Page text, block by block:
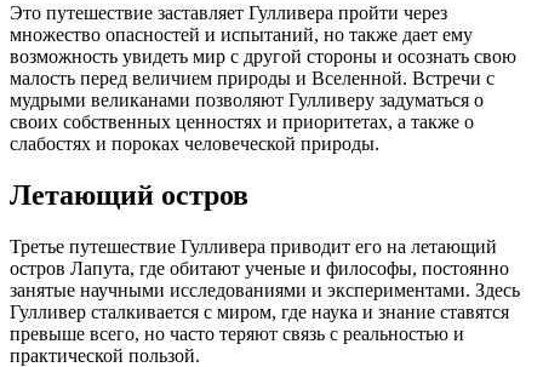
Это путешествие заставляет Гулливера пройти через
множество опасностей и испытаний, но также дает ему
возможность увидеть мир с другой стороны и осознать свою
малость перед величием природы и Вселенной. Встречи с
мудрыми великанами позволяют Гулливеру задуматься о
своих собственных ценностях и приоритетах, а также о
слабостях и пороках человеческой природы.
Летающий остров
Третье путешествие Гулливера приводит его на летающий
остров Лапута, где обитают ученые и философы, постоянно
занятые научными исследованиями и экспериментами. Здесь
Гулливер сталкивается с миром, где наука и знание ставятся
превыше всего, но часто теряют связь с реальностью и
практической пользой.